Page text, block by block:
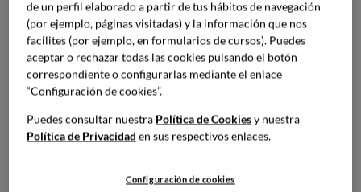
Los productos de comercio justo, oproductos fairtrade
son aquellos queaseguran un precio mínimo para los
productores, para que puedan cubrir los costes de la
producción y obtener, además, un margen de beneficio
que sea razonable. Incluyen una prima adicional, que los
productores pueden invertir en proyectos comunitarios,
infraestructuras básicas. También, las condiciones
de un perfil elaborado a partir de tus hábitos de navegación
(por ejemplo, páginas visitadas) y la información que nos
facilites (por ejemplo, en formularios de cursos). Puedes
aceptar o rechazar todas las cookies pulsando el botón
correspondiente o configurarlas mediante el enlace
“Configuración de cookies”.
Puedes consultar nuestra Política de Cookiesy nuestra
Política de Privacidad en sus respectivos enlaces.
Configuración de cookies